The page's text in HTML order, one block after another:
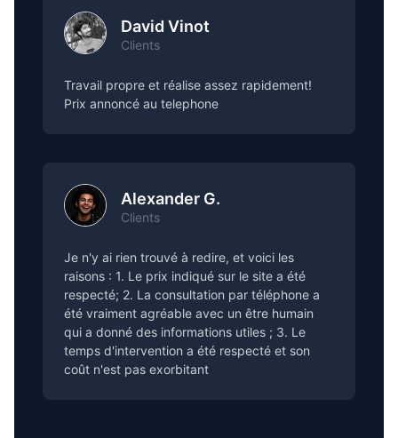
David Vinot
Clients
Travail propre et réalise assez rapidement!
Prix annoncé au telephone
Alexander G.
Clients
Je n'y ai rien trouvé à redire, et voici les
raisons : 1. Le prix indiqué sur le site a été
respecté; 2. La consultation par téléphone a
été vraiment agréable avec un être humain
qui a donné des informations utiles ; 3. Le
temps d'intervention a été respecté et son
coût n'est pas exorbitant